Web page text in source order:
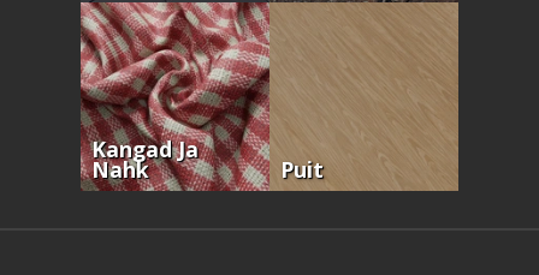
Kangad Ja
Nahk Puit